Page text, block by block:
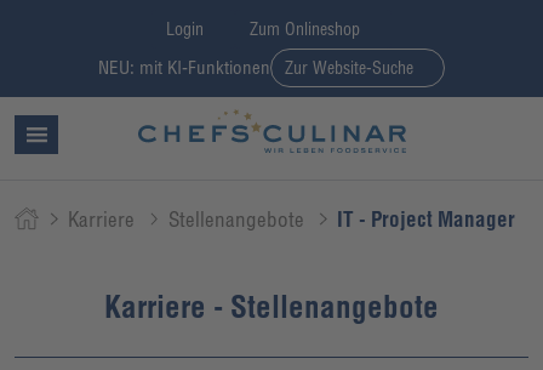
Login Zum Onlineshop
NEU: mit KI-Funktionen Zur Website-Suche
Karriere Stellenangebote IT - Project Manager
Karriere - Stellenangebote